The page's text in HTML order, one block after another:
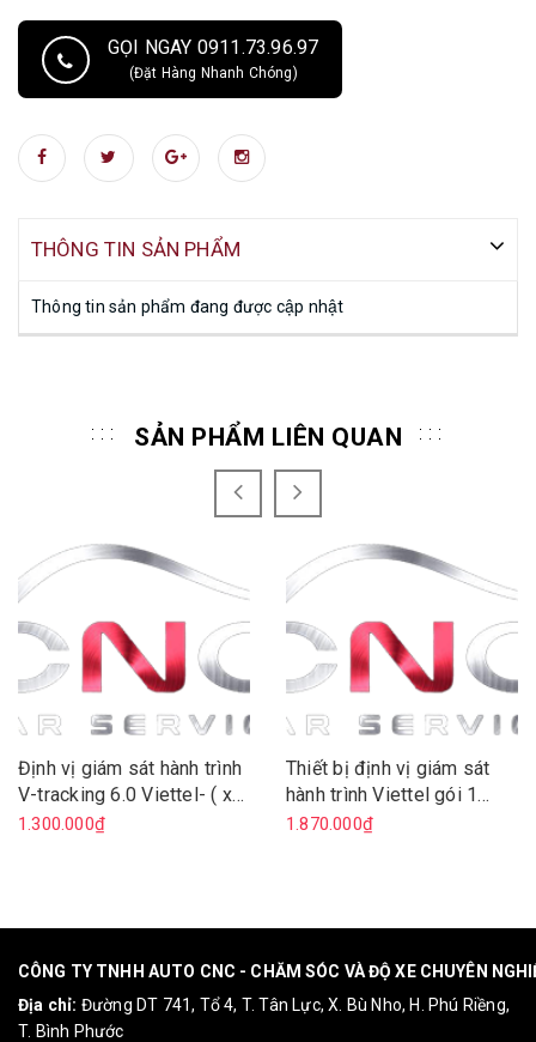
GỌI NGAY 0911.73.96.97
(Đặt Hàng Nhanh Chóng)
THÔNG TIN SẢN PHẨM
Thông tin sản phẩm đang được cập nhật
SẢN PHẨM LIÊN QUAN
Định vị giám sát hành trình
V-tracking 6.0 Viettel- ( xe
máy )
1.300.000₫
Thiết bị định vị giám sát
hành trình Viettel gói 1
năm ( oto)
1.870.000₫
CÔNG TY TNHH AUTO CNC - CHĂM SÓC VÀ ĐỘ XE CHUYÊN
Địa chỉ: Đường DT 741, Tổ 4, T. Tân Lực, X. Bù Nho, H. Phú Riềng,
T. Bình Phước